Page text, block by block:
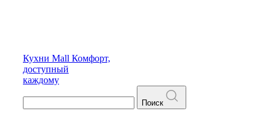
Кухни Mall Комфорт,
доступный
каждому
Поиск